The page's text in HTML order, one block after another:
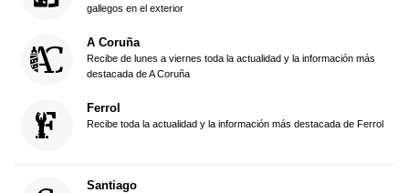
gallegos en el exterior
A Coruña
Recibe de lunes a viernes toda la actualidad y la información más
destacada de A Coruña
Ferrol
Recibe toda la actualidad y la información más destacada de Ferrol
Santiago